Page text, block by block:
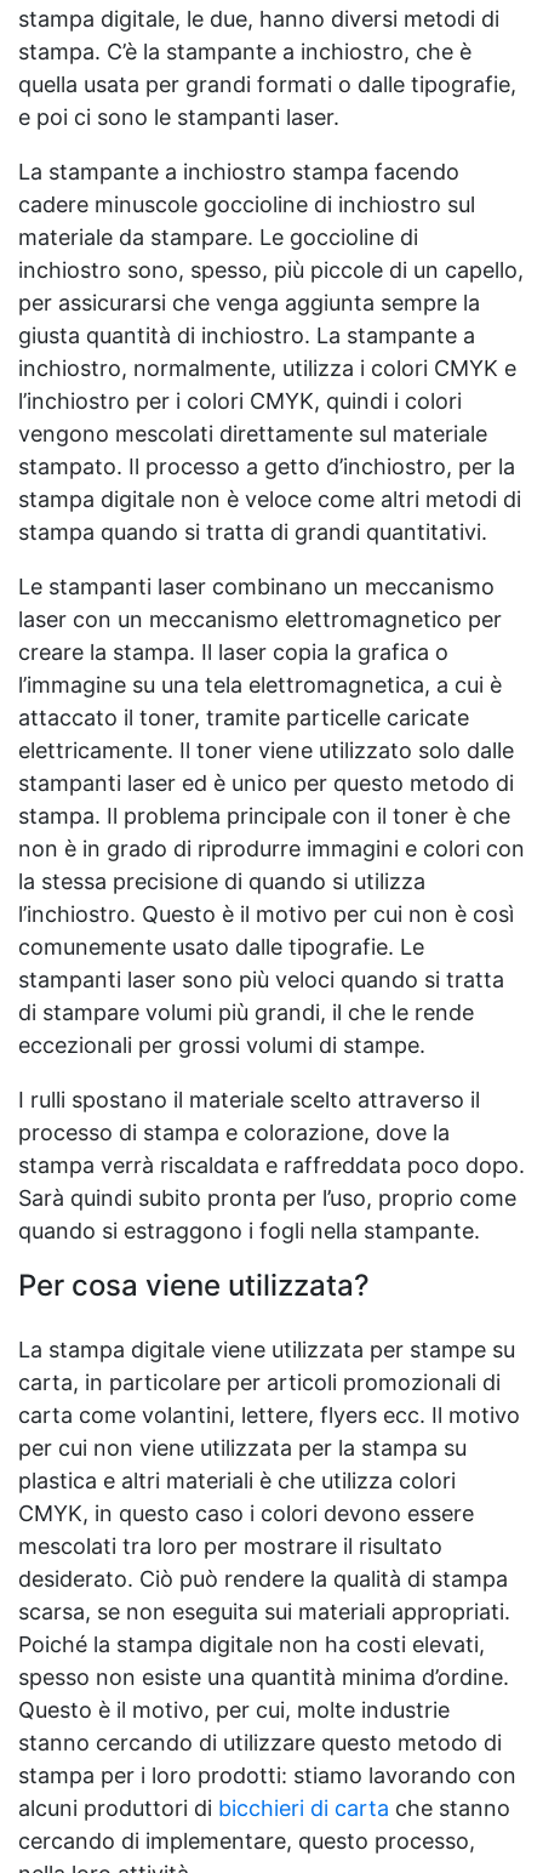
stampa digitale, le due, hanno diversi metodi di
stampa. C’è la stampante a inchiostro, che è
quella usata per grandi formati o dalle tipografie,
e poi ci sono le stampanti laser.
La stampante a inchiostro stampa facendo
cadere minuscole goccioline di inchiostro sul
materiale da stampare. Le goccioline di
inchiostro sono, spesso, più piccole di un capello,
per assicurarsi che venga aggiunta sempre la
giusta quantità di inchiostro. La stampante a
inchiostro, normalmente, utilizza i colori CMYK e
l’inchiostro per i colori CMYK, quindi i colori
vengono mescolati direttamente sul materiale
stampato. Il processo a getto d’inchiostro, per la
stampa digitale non è veloce come altri metodi di
stampa quando si tratta di grandi quantitativi.
Le stampanti laser combinano un meccanismo
laser con un meccanismo elettromagnetico per
creare la stampa. Il laser copia la grafica o
l’immagine su una tela elettromagnetica, a cui è
attaccato il toner, tramite particelle caricate
elettricamente. Il toner viene utilizzato solo dalle
stampanti laser ed è unico per questo metodo di
stampa. Il problema principale con il toner è che
non è in grado di riprodurre immagini e colori con
la stessa precisione di quando si utilizza
l’inchiostro. Questo è il motivo per cui non è così
comunemente usato dalle tipografie. Le
stampanti laser sono più veloci quando si tratta
di stampare volumi più grandi, il che le rende
eccezionali per grossi volumi di stampe.
I rulli spostano il materiale scelto attraverso il
processo di stampa e colorazione, dove la
stampa verrà riscaldata e raffreddata poco dopo.
Sarà quindi subito pronta per l’uso, proprio come
quando si estraggono i fogli nella stampante.
Per cosa viene utilizzata?
La stampa digitale viene utilizzata per stampe su
carta, in particolare per articoli promozionali di
carta come volantini, lettere, flyers ecc. Il motivo
per cui non viene utilizzata per la stampa su
plastica e altri materiali è che utilizza colori
CMYK, in questo caso i colori devono essere
mescolati tra loro per mostrare il risultato
desiderato. Ciò può rendere la qualità di stampa
scarsa, se non eseguita sui materiali appropriati.
Poiché la stampa digitale non ha costi elevati,
spesso non esiste una quantità minima d’ordine.
Questo è il motivo, per cui, molte industrie
stanno cercando di utilizzare questo metodo di
stampa per i loro prodotti: stiamo lavorando con
alcuni produttori di bicchieri di carta che stanno
cercando di implementare, questo processo,